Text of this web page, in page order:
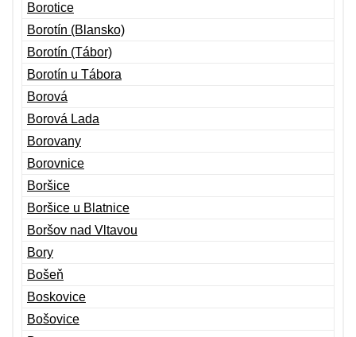
Borotice
Borotín (Blansko)
Borotín (Tábor)
Borotín u Tábora
Borová
Borová Lada
Borovany
Borovnice
Boršice
Boršice u Blatnice
Boršov nad Vltavou
Bory
Bošeň
Boskovice
Bošovice